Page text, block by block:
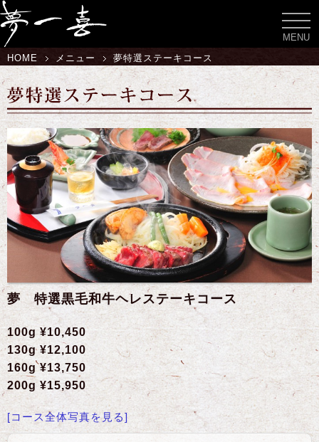
MENU
HOME
メニュー 夢特選ステーキコース
夢 特選黒毛和牛ヘレステーキコース
100g ¥10,450
130g ¥12,100
160g ¥13,750
200g ¥15,950
[コース全体写真を見る]